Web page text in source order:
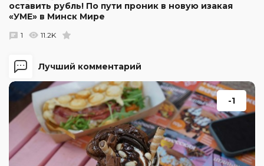
Лучший комментарий
-1
оставить рубль! По пути проник в новую изакая
«УМЕ» в Минск Мире
1 11.2K